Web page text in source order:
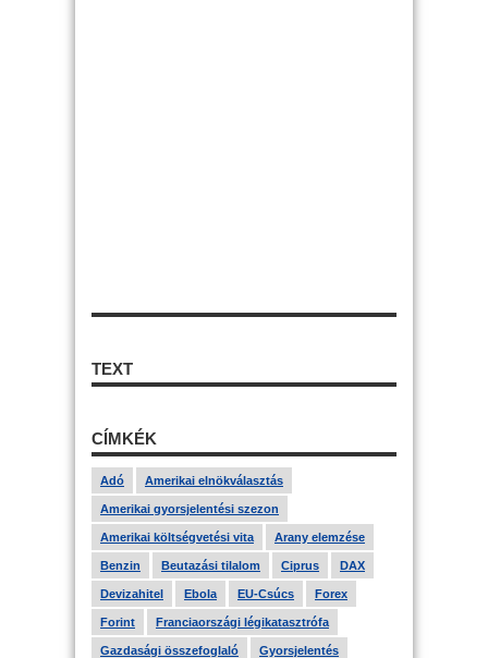
TEXT
CÍMKÉK
Adó Amerikai elnökválasztás
Amerikai gyorsjelentési szezon
Amerikai költségvetési vita Arany elemzése
Benzin Beutazási tilalom Ciprus DAX
Devizahitel Ebola EU-Csúcs Forex
Forint Franciaországi légikatasztrófa
Gazdasági összefoglaló Gyorsjelentés